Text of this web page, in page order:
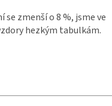
se zmenší o 8 %, jsme ve
hezkým tabulkám.